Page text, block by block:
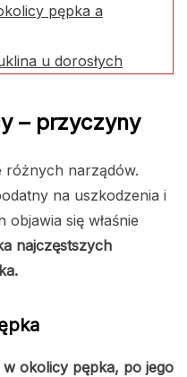
pępka a
u dorosłych
– przyczyny
różnych narządów.
na uszkodzenia i
objawia się właśnie
najczęstszych
w okolicy pępka, po jego